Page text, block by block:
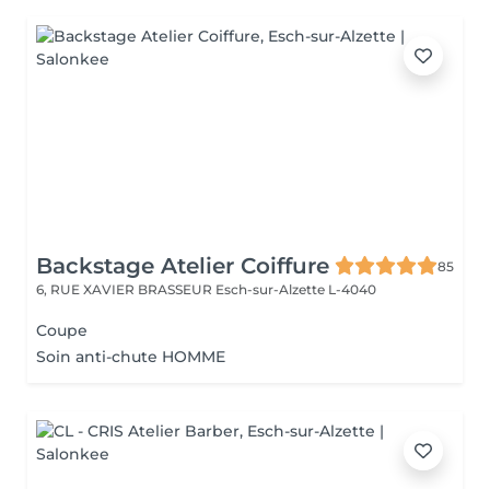
Backstage Atelier Coiffure
85
6, RUE XAVIER BRASSEUR Esch-sur-Alzette L-4040
Coupe
Soin anti-chute HOMME